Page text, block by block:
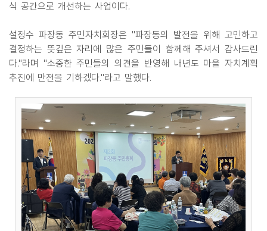
식 공간으로 개선하는 사업이다.
설정수 파장동 주민자치회장은 "파장동의 발전을 위해 고민하고
결정하는 뜻깊은 자리에 많은 주민들이 함께해 주셔서 감사드린
다."라며 "소중한 주민들의 의견을 반영해 내년도 마을 자치계획
추진에 만전을 기하겠다."라고 말했다.